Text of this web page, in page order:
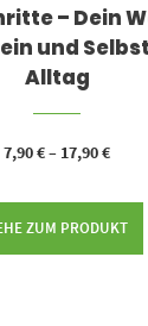
– Dein
und
Alltag
7,90€– 17,90€
ZUM PRODUKT